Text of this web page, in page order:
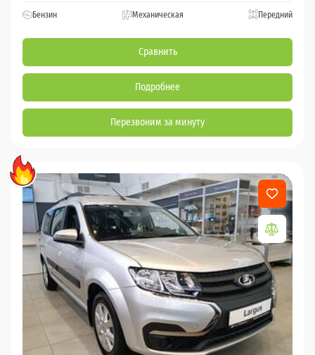
Бензин Механическая Передний
Сравнить
Подробнее
Перезвоним за минуту